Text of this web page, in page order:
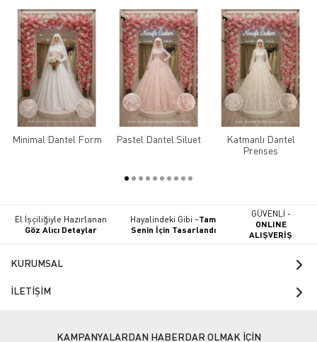
Minimal Dantel Form Pastel Dantel Siluet
Katmanlı Dantel
Prenses
El İşçiliğiyle Hazırlanan
Göz Alıcı Detaylar
Hayalindeki Gibi –Tam
Senin İçin Tasarlandı
GÜVENLİ -
ONLINE
ALIŞVERİŞ
KURUMSAL
İLETİŞİM
KAMPANYALARDAN HABERDAR OLMAK İÇİN